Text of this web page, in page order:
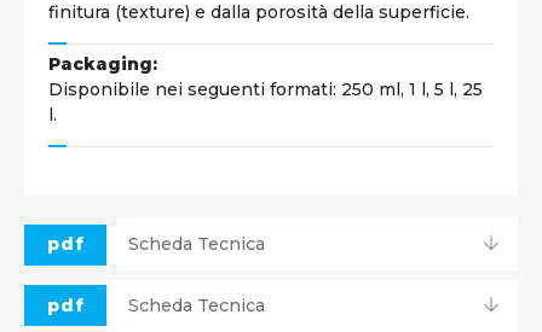
finitura (texture) e dalla porosità della superficie.
Packaging:
Disponibile nei seguenti formati: 250 ml, 1 l, 5 l, 25
l.
pdf Scheda Tecnica
pdf Scheda Tecnica